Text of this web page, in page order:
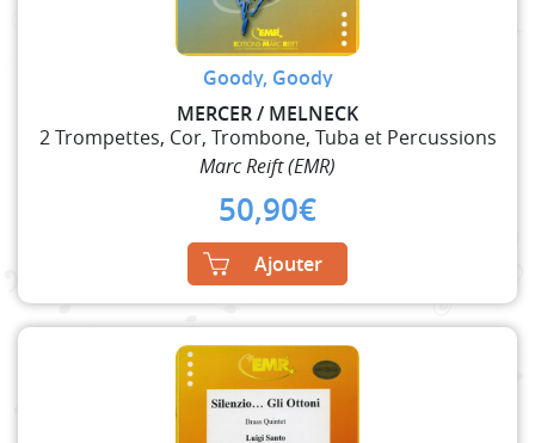
Goody, Goody
MERCER / MELNECK
2 Trompettes, Cor, Trombone, Tuba et Percussions
Marc Reift (EMR)
50,90€
Ajouter